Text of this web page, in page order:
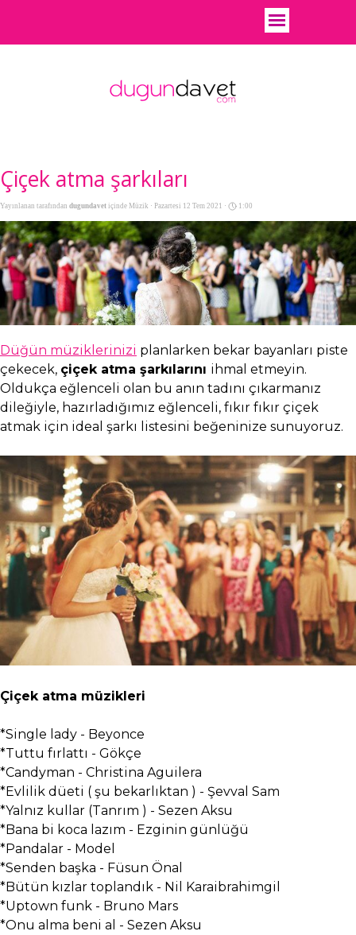
Çiçek atma şarkıları
Yayınlanan tarafından dugundavet içinde Müzik · Pazartesi 12 Tem 2021 · 1:00
Düğün müziklerinizi planlarken bekar bayanları piste
çekecek, çiçek atma şarkılarını ihmal etmeyin.
Oldukça eğlenceli olan bu anın tadını çıkarmanız
dileğiyle, hazırladığımız eğlenceli, fıkır fıkır çiçek
atmak için ideal şarkı listesini beğeninize sunuyoruz.
Çiçek atma müzikleri
*Single lady - Beyonce
*Tuttu fırlattı - Gökçe
*Candyman - Christina Aguilera
*Evlilik düeti ( şu bekarlıktan ) - Şevval Sam
*Yalnız kullar (Tanrım ) - Sezen Aksu
*Bana bi koca lazım - Ezginin günlüğü
*Pandalar - Model
*Senden başka - Füsun Önal
*Bütün kızlar toplandık - Nil Karaibrahimgil
*Uptown funk - Bruno Mars
*Onu alma beni al - Sezen Aksu